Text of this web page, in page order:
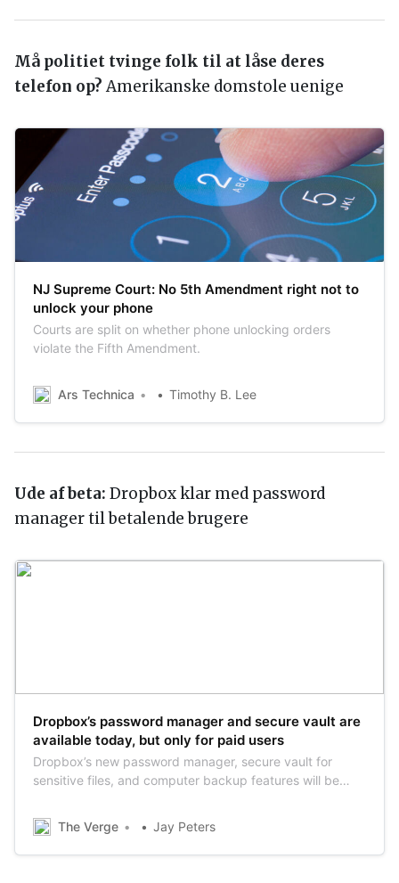
Må politiet tvinge folk til at låse deres
telefon op?Amerikanske domstole uenige
NJ Supreme Court: No 5th Amendment right not to
unlock your phone
Courts are split on whether phone unlocking orders
violate the Fifth Amendment.
Ars Technica Timothy B. Lee
Ude af beta: Dropbox klar med password
manager til betalende brugere
Dropbox’s password manager and secure vault are
available today, but only for paid users
Dropbox’s new password manager, secure vault for
sensitive files, and computer backup features will be
also getting the ability to brand files that they share and
track insights on shared links.
The Verge Jay Peters